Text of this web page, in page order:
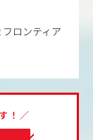
ロンティア
！／